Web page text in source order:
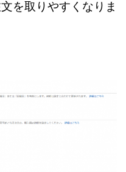
を取りやすくなりま